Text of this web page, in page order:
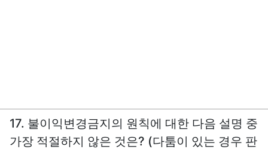
17. 불이익변경금지의 원칙에 대한 다음 설명 중
가장 적절하지 않은 것은? (다툼이 있는 경우 판